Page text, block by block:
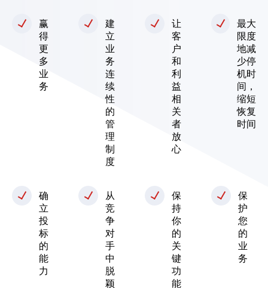
赢
得
更
多
业
务
建
立
业
务
连
续
性
的
管
理
制
度
让
客
户
和
利
益
相
关
者
放
心
最大
限度
地减
少停
机时
间，
缩短
恢复
时间
确
立
投
标
的
能
力
从
竞
争
对
手
中
脱
颖
保
持
你
的
关
键
功
能
保
护
您
的
业
务